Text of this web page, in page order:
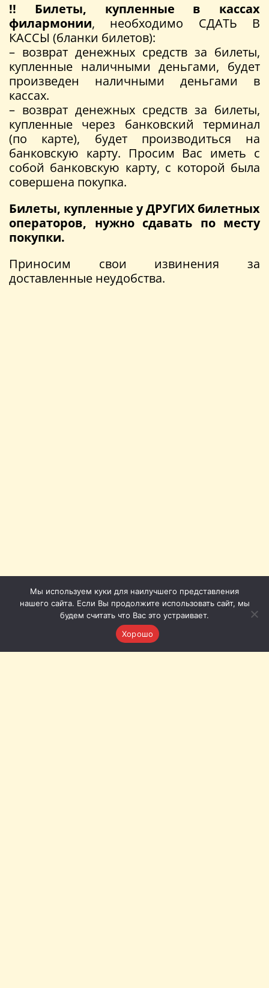
!! Билеты, купленные в кассах
филармонии, необходимо СДАТЬ В
КАССЫ (бланки билетов):
– возврат денежных средств за билеты,
купленные наличными деньгами, будет
произведен наличными деньгами в
кассах.
– возврат денежных средств за билеты,
купленные через банковский терминал
(по карте), будет производиться на
банковскую карту. Просим Вас иметь с
собой банковскую карту, с которой была
совершена покупка.
Билеты, купленные у ДРУГИХ билетных
операторов, нужно сдавать по месту
покупки.
Приносим свои извинения за
доставленные неудобства.
Мы используем куки для наилучшего представления
нашего сайта. Если Вы продолжите использовать сайт, мы
будем считать что Вас это устраивает.
Хорошо